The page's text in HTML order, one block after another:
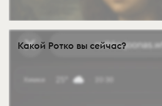
Какой Ротко вы сейчас?